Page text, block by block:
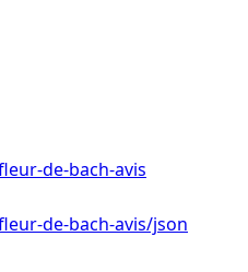
de-bach-avis
de-bach-avis/json